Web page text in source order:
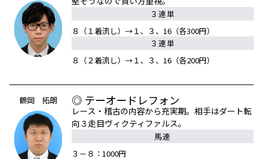
３連単
８（１着流し）→１、３、16（各300円）
３連単
８（２着流し）→１、３、16（各200円）
鶴岡 拓朗 ◎ テーオードレフォン
レース・稽古の内容から充実期。相手はダート転
向３走目ヴィクティファルス。
馬連
３－８：1000円